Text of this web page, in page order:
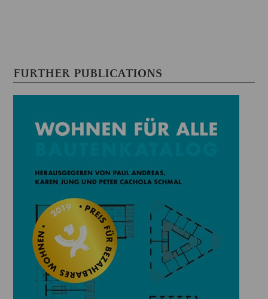
FURTHER PUBLICATIONS